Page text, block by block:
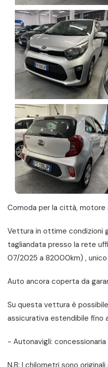
Comoda per la città, motore
Vettura in ottime condizioni
tagliandata presso la rete
07/2025 a 82000km) ,
Auto ancora coperta da
Su questa vettura è
assicurativa estendibile fino
- Autonavigli: